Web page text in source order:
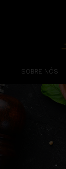
SOBRE NÓS